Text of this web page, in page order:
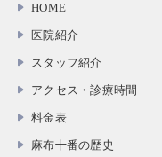
HOME
医院紹介
スタッフ紹介
アクセス・診療時間
料金表
麻布十番の歴史